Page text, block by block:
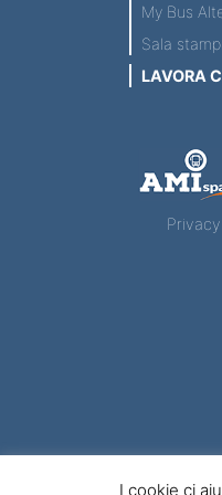
My Bus
Sala
LAVORA
I cookie ci